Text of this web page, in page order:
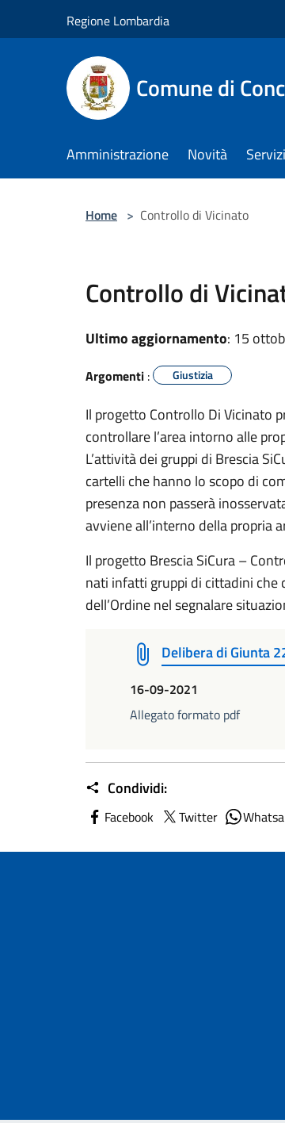
Regione Lombardia
Comune di
Amministrazione Novità Servizi
Home > Controllo di Vicinato
Controllo di
Ultimo aggiornamento: 15
Argomenti : Giustizia
Il progetto Controllo Di Vicinato
controllare l’area intorno alle
L’attività dei gruppi di Brescia
cartelli che hanno lo scopo di
presenza non passerà
avviene all’interno della propria
Il progetto Brescia SiCura –
nati infatti gruppi di cittadini che
dell’Ordine nel segnalare
Delibera di Giunta
16-09-2021
Allegato formato pdf
Condividi:
Facebook Twitter